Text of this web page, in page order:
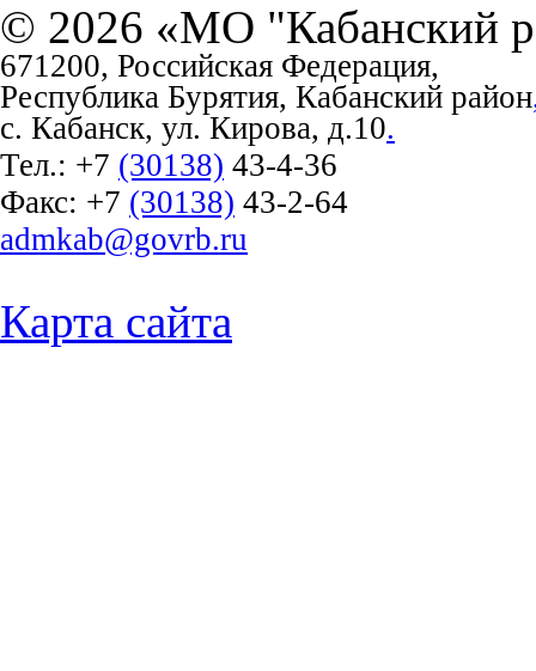
© 2026 «МО "Кабанский
671200, Российская Федерация,
Республика Бурятия, Кабанский район
с. Кабанск, ул. Кирова, д.10.
Тел.: +7 (30138) 43-4-36
Факс: +7 (30138) 43-2-64
admkab@govrb.ru
Карта сайта